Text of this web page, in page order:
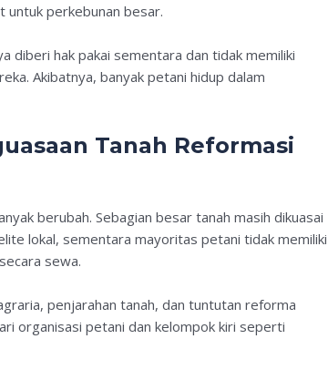
untuk perkebunan besar.
diberi hak pakai sementara dan tidak memiliki
Akibatnya, banyak petani hidup dalam
Tanah Reformasi
berubah. Sebagian besar tanah masih dikuasai
lokal, sementara mayoritas petani tidak memiliki
sewa.
penjarahan tanah, dan tuntutan reforma
organisasi petani dan kelompok kiri seperti